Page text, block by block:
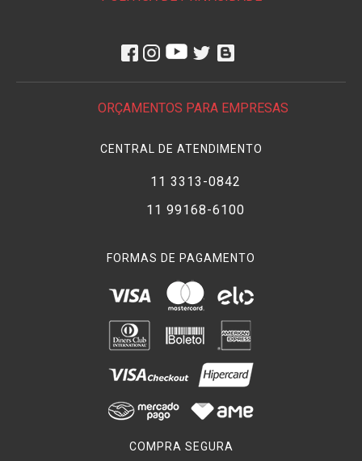
ORÇAMENTOS PARA EMPRESAS
CENTRAL DE ATENDIMENTO
11 3313-0842
11 99168-6100
FORMAS DE PAGAMENTO
COMPRA SEGURA